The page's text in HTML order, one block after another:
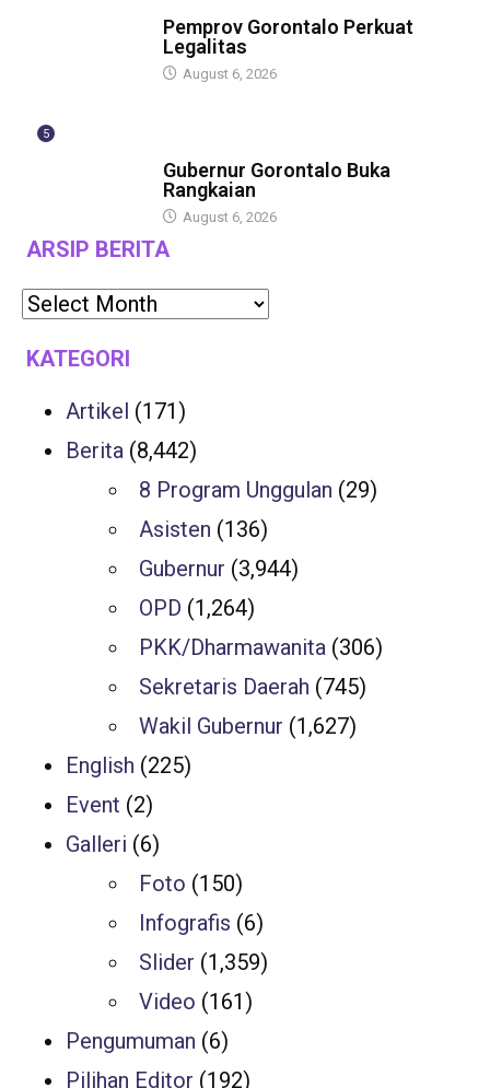
Pemprov Gorontalo Perkuat
Legalitas
August 6, 2026
5
Gubernur Gorontalo Buka
Rangkaian
August 6, 2026
ARSIP BERITA
KATEGORI
Artikel (171)
Berita (8,442)
8 Program Unggulan (29)
Asisten (136)
Gubernur (3,944)
OPD (1,264)
PKK/Dharmawanita (306)
Sekretaris Daerah (745)
Wakil Gubernur (1,627)
English (225)
Event (2)
Galleri (6)
Foto (150)
Infografis (6)
Slider (1,359)
Video (161)
Pengumuman (6)
Pilihan Editor (192)